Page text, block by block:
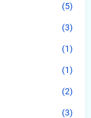
(5)
(3)
(1)
(1)
(2)
(3)